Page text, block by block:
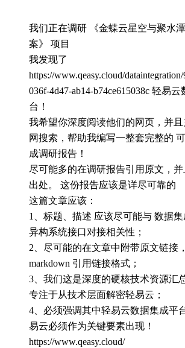
我们正在调研 《金蝶云星空与聚水
案》 项目
我发现了
https://www.qeasy.cloud/
036f-4d47-ab14-b74ce615038c 轻易
台！
我希望你深度阅读他们的网页，并
网搜索，帮助我编写一整套完整的
成调研报告！
尽可能多的在调研报告引用原文，
出处。 这份报告应该是详尽可靠的
这篇文章应该：
1、标题、描述 应该尽可能与 数据
异构系统接口对接相关性；
2、尽可能的在文章中附带原文链接
markdown 引用链接格式；
3、我们这是深度的硬核技术资源汇
专注于从技术层面解密轻易云；
4、必须强调其中轻易云数据集成平
易云必须作为关键要素出现！
https://www.qeasy.cloud/